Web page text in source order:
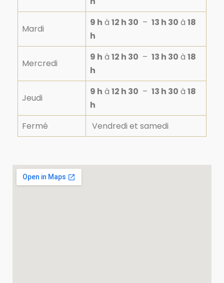
Mardi
9 h à 12 h 30 – 13 h 30 à 18
h
Mercredi
9 h à 12 h 30 – 13 h 30 à 18
h
Jeudi
9 h à 12 h 30 – 13 h 30 à 18
h
Fermé
Vendredi et samedi